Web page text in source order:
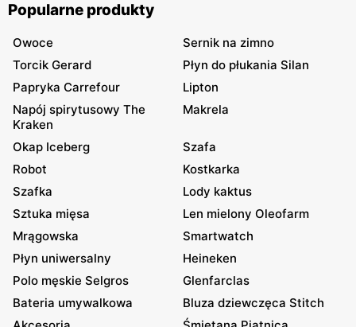
Popularne produkty
Owoce
Sernik na zimno
Torcik Gerard
Płyn do płukania Silan
Papryka Carrefour
Lipton
Napój spirytusowy The
Kraken
Makrela
Okap Iceberg
Szafa
Robot
Kostkarka
Szafka
Lody kaktus
Sztuka mięsa
Len mielony Oleofarm
Mrągowska
Smartwatch
Płyn uniwersalny
Heineken
Polo męskie Selgros
Glenfarclas
Bateria umywalkowa
Bluza dziewczęca Stitch